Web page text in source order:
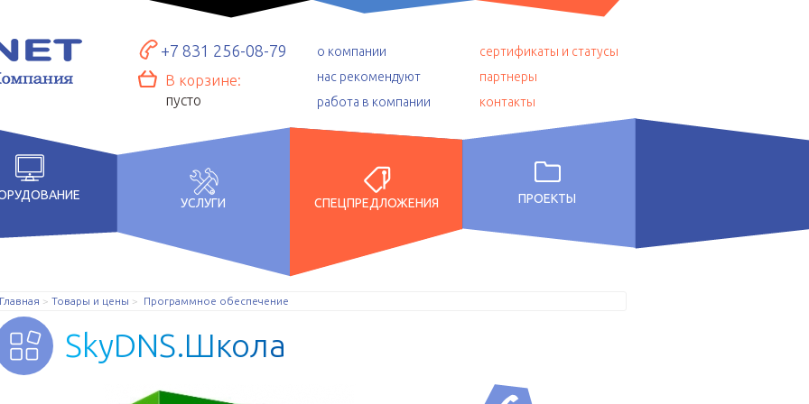
+7 831 256-08-79
В корзине:
пусто
о компании
нас рекомендуют
работа в компании
сертификаты и статусы
партнеры
контакты
УСЛУГИ СПЕЦПРЕДЛОЖЕНИЯ ПРОЕКТЫ
Главная Товары и цены Программное обеспечение
SkyDNS.Школа